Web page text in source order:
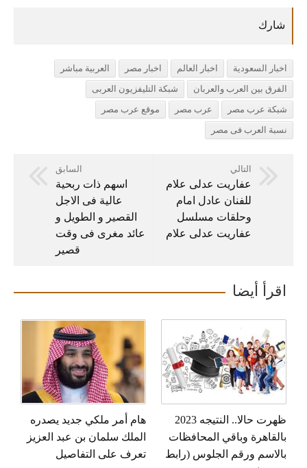
السعودية اخبار العالم اخبار مصر
العربية مباشر
بين العرب والعربان
شبكة التليفزيون العربى
عرب مصر
عرب مصر
موقع عرب مصر
العرب فى مصر
عفاريت عدلى علام
للفنان عادل امام
وحلقات مسلسل
عفاريت عدلى علام
اسهم ذات ربحية
عالية فى الاجل
القصير و الطويل و
عائد مغرى فى وقت
أيضا
ظهرت حالا.. النتيجه 2023
وباقي المحافظات
ورقم الجلوس (رابط
هام أمر ملكي جديد يصدره
الملك سلمان بن عبد العزيز
تعرف على التفاصيل